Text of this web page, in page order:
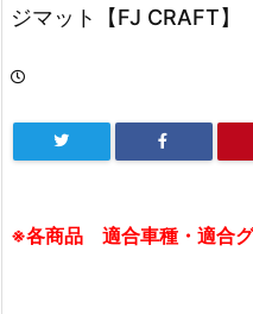
ジマット【FJ CRAFT】
※各商品 適合車種・適合